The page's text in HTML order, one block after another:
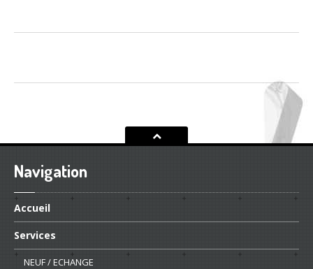
Navigation
Accueil
Services
NEUF/ ECHANGE